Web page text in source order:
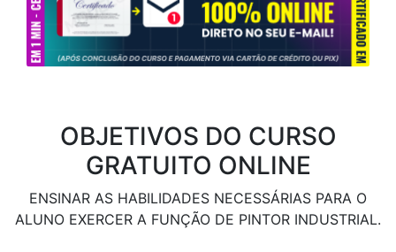
OBJETIVOS DO CURSO
GRATUITO ONLINE
ENSINAR AS HABILIDADES NECESSÁRIAS PARA O
ALUNO EXERCER A FUNÇÃO DE PINTOR INDUSTRIAL.